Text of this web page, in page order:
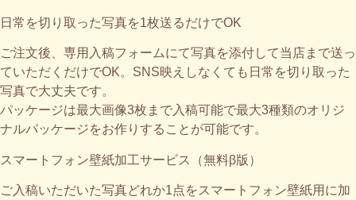
日常を切り取った写真を1枚送るだけでOK​
ご注文後、専用入稿フォームにて写真を添付して当店まで送っ
ていただくだけでOK。SNS映えしなくても日常を切り取った
写真で大丈夫です。
パッケージは最大画像3枚まで入稿可能で最大3種類のオリジ
ナルパッケージをお作りすることが可能です。
スマートフォン壁紙加工サービス（無料β版）​
ご入稿いただいた写真どれか1点をスマートフォン壁紙用に加